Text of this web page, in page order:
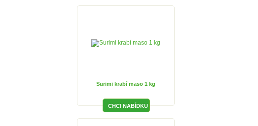
Surimi krabí maso 1 kg